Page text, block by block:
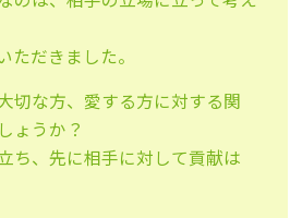
ただきました。
切な方、愛する方に対する関
ょうか？
ち、先に相手に対して貢献は